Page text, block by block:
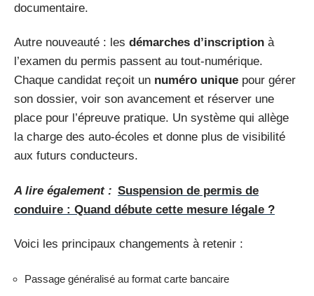
documentaire.
Autre nouveauté : les démarches d’inscription à
l’examen du permis passent au tout-numérique.
Chaque candidat reçoit un numéro unique pour gérer
son dossier, voir son avancement et réserver une
place pour l’épreuve pratique. Un système qui allège
la charge des auto-écoles et donne plus de visibilité
aux futurs conducteurs.
A lire également : Suspension de permis de
conduire : Quand débute cette mesure légale ?
Voici les principaux changements à retenir :
Passage généralisé au format carte bancaire